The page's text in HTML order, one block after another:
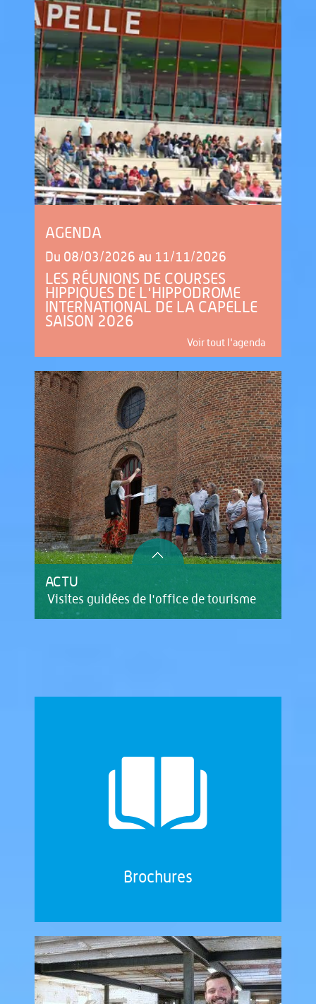
AGENDA
Du 08/03/2026 au 11/11/2026
LES RÉUNIONS DE COURSES
HIPPIQUES DE L'HIPPODROME
INTERNATIONAL DE LA CAPELLE
SAISON 2026
Voir tout l'agenda
ACTU
Visites guidées de l'office de tourisme
Brochures